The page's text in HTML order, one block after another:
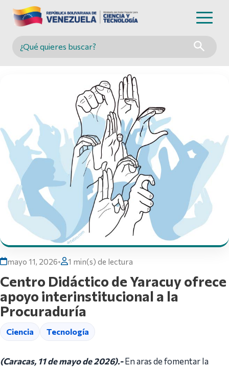
Buscar en MINCYT
mayo 11, 2026• 1 min(s) de lectura
Centro Didáctico de Yaracuy ofrece
apoyo interinstitucional a la
Procuraduría
Ciencia Tecnología
(Caracas, 11 de mayo de 2026).-En aras de fomentar la